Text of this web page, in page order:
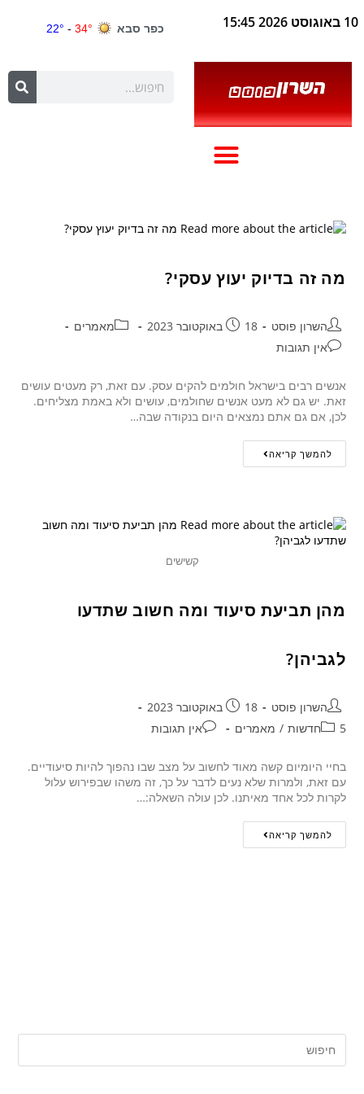
10 באוגוסט 2026 15:45
מה זה בדיוק יעוץ עסקי?
השרון פוסט 18 באוקטובר 2023
מאמרים
אין תגובות
אנשים רבים בישראל חולמים להקים עסק. עם זאת, רק מעטים עושים
זאת. יש גם לא מעט אנשים שחולמים, עושים ולא באמת מצליחים.
לכן, אם גם אתם נמצאים היום בנקודה שבה…
להמשך קריאה
קשישים
מהן תביעת סיעוד ומה חשוב שתדעו
לגביהן?
השרון פוסט
18 באוקטובר 2023
5חדשות
/ מאמרים אין תגובות
בחיי היומיום קשה מאוד לחשוב על מצב שבו נהפוך להיות סיעודיים.
עם זאת, ולמרות שלא נעים לדבר על כך, זה משהו שבפירוש עלול
לקרות לכל אחד מאיתנו. לכן עולה השאלה:…
להמשך קריאה